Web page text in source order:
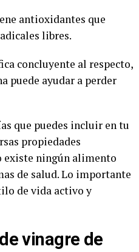
antioxidantes que
libres.
concluyente al respecto,
puede ayudar a perder
que puedes incluir en tu
propiedades
existe ningún alimento
de salud. Lo importante
de vida activo y
vinagre de